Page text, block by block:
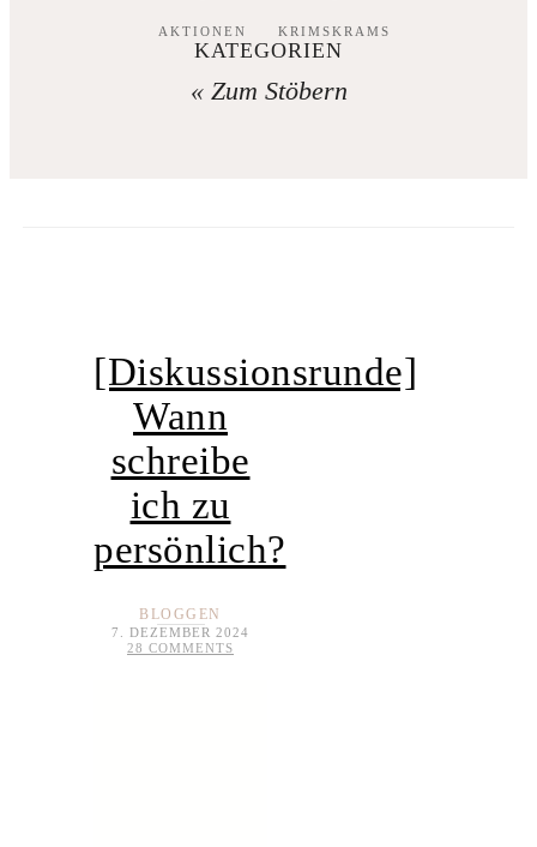
AKTIONEN KRIMSKRAMS
KATEGORIEN
« Zum Stöbern
[Diskussionsrunde]
Wann
schreibe
ich zu
persönlich?
BLOGGEN
7. DEZEMBER 2024
28 COMMENTS